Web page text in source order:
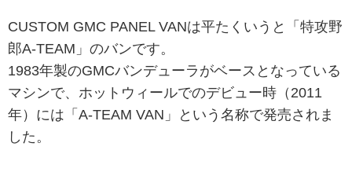
CUSTOM GMC PANEL VANは平たくいうと「特攻野
郎A-TEAM」のバンです。
1983年製のGMCバンデューラがベースとなっている
マシンで、ホットウィールでのデビュー時（2011
年）には「A-TEAM VAN」という名称で発売されま
した。